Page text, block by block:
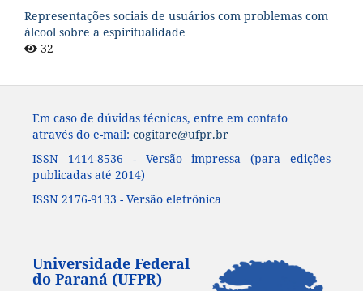
Representações sociais de usuários com problemas com
álcool sobre a espiritualidade
32
Em caso de dúvidas técnicas, entre em contato
através do e-mail: cogitare@ufpr.br
ISSN 1414-8536 - Versão impressa (para edições
publicadas até 2014)
ISSN 2176-9133 - Versão eletrônica
Universidade Federal
do Paraná (UFPR)